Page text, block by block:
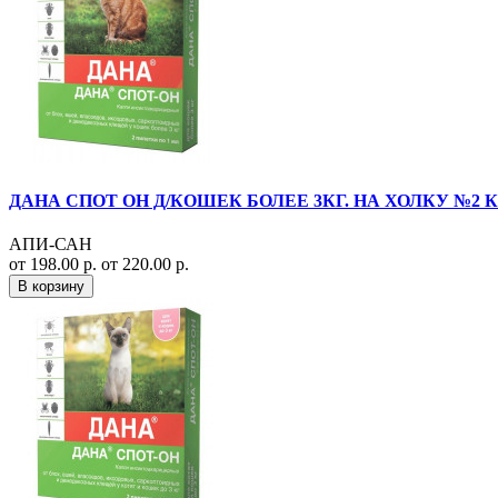
ДАНА СПОТ ОН Д/КОШЕК БОЛЕЕ 3КГ. НА ХОЛКУ №2
АПИ-САН
от 198.00 р. от 220.00 р.
В корзину